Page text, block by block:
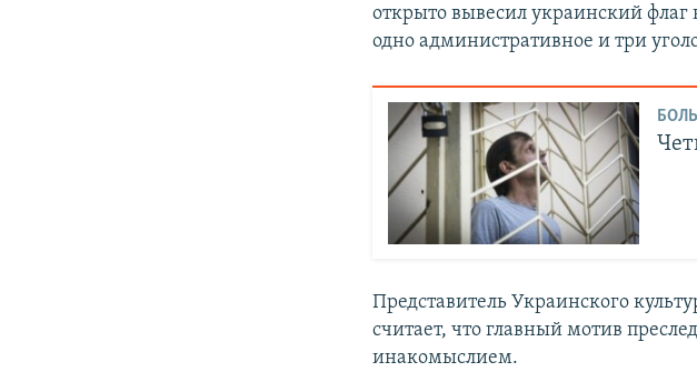
открыто вывесил украинский
одно административное и три
Представитель Украинского
считает, что главный мотив
инакомыслием.